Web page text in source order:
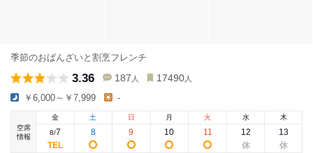
季節のおばんざいと割烹フレンチ
3.36 187 人 17490 人
￥6,000～￥7,999 -
空席
情報
金
8/7
土
8
日
9
月
10
火
11
水
12
木
13